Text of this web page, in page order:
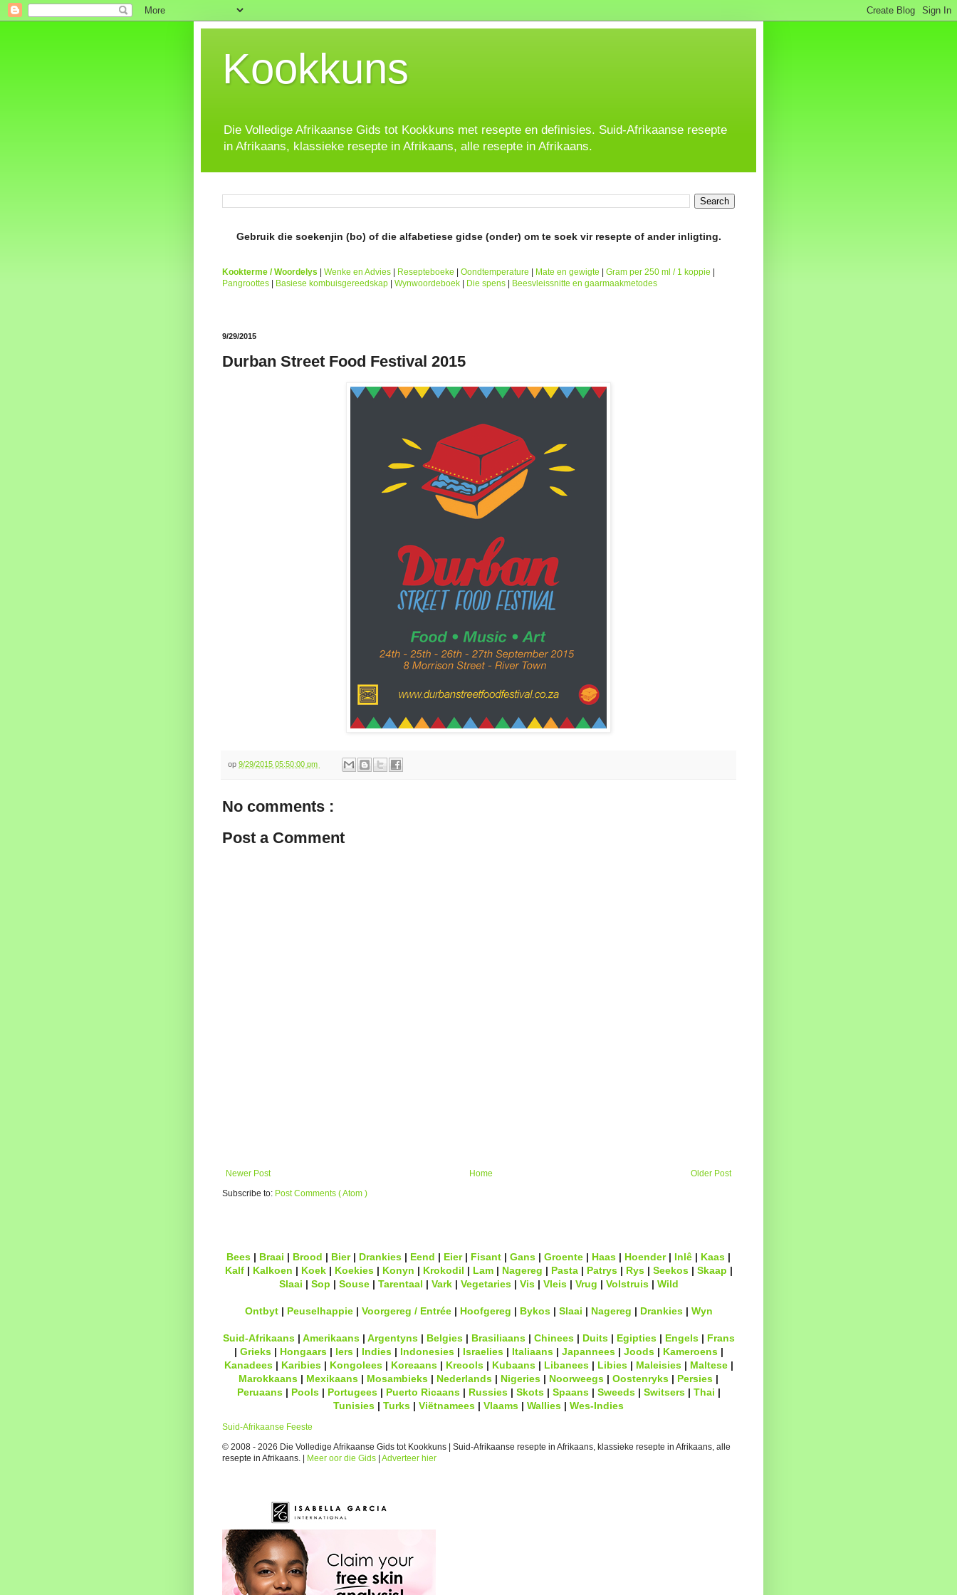
Kookkuns
Die Volledige Afrikaanse Gids tot Kookkuns met resepte en definisies. Suid-Afrikaanse resepte
in Afrikaans, klassieke resepte in Afrikaans, alle resepte in Afrikaans.
Gebruik die soekenjin (bo) of die alfabetiese gidse (onder) om te soek vir resepte of ander inligting.
Kookterme / Woordelys Wenke en Advies Resepteboeke Oondtemperature Mate en gewigte Gram per 250 ml / 1 koppie
Pangroottes
Basiese kombuisgereedskap Wynwoordeboek Die spens Beesvleissnitte en gaarmaakmetodes
9/29/2015
Durban Street Food Festival 2015
op 9/29/2015 05:50:00 pm
No comments :
Post a Comment
Newer Post Older Post
Home
Subscribe to: Post Comments ( Atom )
Bees | Braai | Brood | Bier| Drankies | Eend | Eier| Fisant | Gans | Groente | Haas | Hoender| Inlê | Kaas |
Kalf| Kalkoen | Koek| Koekies| Konyn | Krokodil | Lam| Nagereg | Pasta| Patrys| Rys| Seekos| Skaap |
Slaai | Sop | Souse| Tarentaal | Vark| Vegetaries| Vis| Vleis| Vrug | Volstruis| Wild
Ontbyt| Peuselhappie| Voorgereg / Entrée| Hoofgereg | Bykos| Slaai | Nagereg | Drankies| Wyn
Suid-Afrikaans| Amerikaans| Argentyns| Belgies| Brasiliaans| Chinees| Duits| Egipties| Engels| Frans
| Grieks| Hongaars| Iers| Indies| Indonesies| Israelies| Italiaans| Japannees| Joods| Kameroens|
Kanadees| Karibies| Kongolees| Koreaans| Kreools| Kubaans| Libanees| Libies| Maleisies| Maltese|
Marokkaans | Mexikaans | Mosambieks | Nederlands | Nigeries | Noorweegs | Oostenryks | Persies |
Peruaans| Pools| Portugees| Puerto Ricaans| Russies| Skots| Spaans| Sweeds| Switsers| Thai |
Tunisies | Turks | Viëtnamees | Vlaams | Wallies | Wes-Indies
Suid-Afrikaanse Feeste
© 2008 - 2026 Die Volledige Afrikaanse Gids tot Kookkuns | Suid-Afrikaanse resepte in Afrikaans, klassieke resepte in Afrikaans, alle
resepte in Afrikaans. |
Meer oor die Gids Adverteer hier